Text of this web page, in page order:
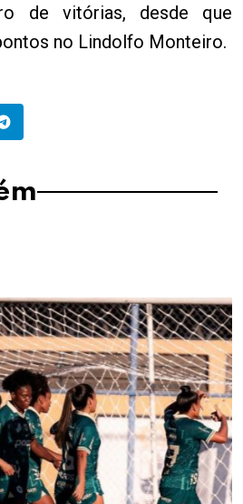
de vitórias, desde que
no Lindolfo Monteiro.